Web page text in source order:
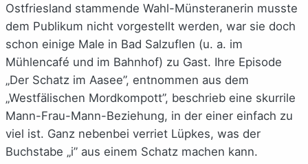
Ostfriesland stammende Wahl-Münsteranerin musste
dem Publikum nicht vorgestellt werden, war sie doch
schon einige Male in Bad Salzuflen (u. a. im
Mühlencafé und im Bahnhof) zu Gast. Ihre Episode
„Der Schatz im Aasee”, entnommen aus dem
„Westfälischen Mordkompott”, beschrieb eine skurrile
Mann-Frau-Mann-Beziehung, in der einer einfach zu
viel ist. Ganz nebenbei verriet Lüpkes, was der
Buchstabe „i” aus einem Schatz machen kann.